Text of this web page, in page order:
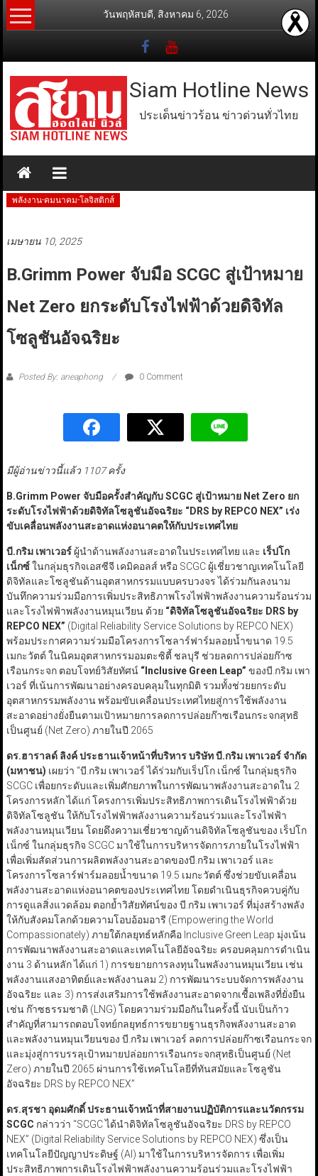
Skip
to
วันพฤหัสบดี, สิงหาคม 6, 2026
Siam Hotline News
ประเด็นข่าวร้อน ข่าวด่วนทั่วไทย
พลังงาน-คมนาคม-โลจิสติกส์
เมษายน 10, 2025
B.Grimm Power จับมือ SCGC สู่เป้าหมาย
Net Zero ยกระดับโรงไฟฟ้าด้วยดิจิทัล
โซลูชันอัจฉริยะ
Posted By: aneaphong 0 Comment
มีผู้อ่านข่าวนี้แล้ว 1107 ครั้ง
B.Grimm Power จับมือครั้งสำคัญกับ SCGC สู่เป้าหมาย Net Zero ยก
ระดับโรงไฟฟ้าด้วยดิจิทัลโซลูชันอัจฉริยะ “DRS by REPCO NEX” เร่ง
ขับเคลื่อนพลังงานสะอาดแห่งอนาคตให้กับประเทศไทย
บี.กริม เพาเวอร์ผู้นำด้านพลังงานสะอาดในประเทศไทย และ เร็ปโก
เน็กซ์ในกลุ่มธุรกิจเอสซีจี เคมิคอลส์ หรือ SCGC ผู้เชี่ยวชาญเทคโนโลยี
ดิจิทัลและโซลูชันด้านอุตสาหกรรมแบบครบวงจร ได้ร่วมกันลงนาม
บันทึกความร่วมมือการเพิ่มประสิทธิภาพโรงไฟฟ้าพลังงานความร้อนร่วม
และโรงไฟฟ้าพลังงานหมุนเวียน ด้วย “ดิจิทัลโซลูชันอัจฉริยะ DRS by
REPCO NEX” (Digital Reliability Service Solutions by REPCO NEX)
พร้อมประกาศความร่วมมือโครงการโซลาร์ฟาร์มลอยน้ำขนาด 19.5
เมกะวัตต์ ในนิคมอุตสาหกรรมอมตะซิตี้ ชลบุรี ช่วยลดการปล่อยก๊าซ
เรือนกระจก ตอบโจทย์วิสัยทัศน์ “Inclusive Green Leap” ของบี.กริม เพา
เวอร์ ที่เน้นการพัฒนาอย่างครอบคลุมในทุกมิติ รวมทั้งช่วยยกระดับ
อุตสาหกรรมพลังงาน พร้อมขับเคลื่อนประเทศไทยสู่การใช้พลังงาน
สะอาดอย่างยั่งยืนตามเป้าหมายการลดการปล่อยก๊าซเรือนกระจกสุทธิ
เป็นศูนย์ (Net Zero) ภายในปี 2065
ดร.ฮาราลด์ ลิงค์ ประธานเจ้าหน้าที่บริหาร บริษัท บี.กริม เพาเวอร์ จำกัด
(มหาชน) เผยว่า “บี.กริม เพาเวอร์ ได้ร่วมกับเร็ปโก เน็กซ์ ในกลุ่มธุรกิจ
SCGC เพื่อยกระดับและเพิ่มศักยภาพในการพัฒนาพลังงานสะอาดใน 2
โครงการหลัก ได้แก่ โครงการเพิ่มประสิทธิภาพการเดินโรงไฟฟ้าด้วย
ดิจิทัลโซลูชัน ให้กับโรงไฟฟ้าพลังงานความร้อนร่วมและโรงไฟฟ้า
พลังงานหมุนเวียน โดยดึงความเชี่ยวชาญด้านดิจิทัลโซลูชันของ เร็ปโก
เน็กซ์ ในกลุ่มธุรกิจ SCGC มาใช้ในการบริหารจัดการภายในโรงไฟฟ้า
เพื่อเพิ่มสัดส่วนการผลิตพลังงานสะอาดของบี.กริม เพาเวอร์ และ
โครงการโซลาร์ฟาร์มลอยน้ำขนาด 19.5 เมกะวัตต์ ซึ่งช่วยขับเคลื่อน
พลังงานสะอาดแห่งอนาคตของประเทศไทย โดยดำเนินธุรกิจควบคู่กับ
การดูแลสิ่งแวดล้อม ตอกย้ำวิสัยทัศน์ของ บี.กริม เพาเวอร์ ที่มุ่งสร้างพลัง
ให้กับสังคมโลกด้วยความโอบอ้อมอารี (Empowering the World
Compassionately) ภายใต้กลยุทธ์หลักคือ Inclusive Green Leap มุ่งเน้น
การพัฒนาพลังงานสะอาดและเทคโนโลยีอัจฉริยะ ครอบคลุมการดำเนิน
งาน 3 ด้านหลัก ได้แก่ 1) การขยายการลงทุนในพลังงานหมุนเวียน เช่น
พลังงานแสงอาทิตย์และพลังงานลม 2) การพัฒนาระบบจัดการพลังงาน
อัจฉริยะ และ 3) การส่งเสริมการใช้พลังงานสะอาดจากเชื้อเพลิงที่ยั่งยืน
เช่น ก๊าซธรรมชาติ (LNG) โดยความร่วมมือกันในครั้งนี้ นับเป็นก้าว
สำคัญที่สามารถตอบโจทย์กลยุทธ์การขยายฐานธุรกิจพลังงานสะอาด
และพลังงานหมุนเวียนของ บี.กริม เพาเวอร์ ลดการปล่อยก๊าซเรือนกระจก
และมุ่งสู่การบรรลุเป้าหมายปล่อยการเรือนกระจกสุทธิเป็นศูนย์ (Net
Zero) ภายในปี 2065 ผ่านการใช้เทคโนโลยีที่ทันสมัยและโซลูชัน
อัจฉริยะ DRS by REPCO NEX”
ดร.สุรชา อุดมศักดิ์ ประธานเจ้าหน้าที่สายงานปฏิบัติการและนวัตกรรม
SCGC กล่าวว่า “SCGC ได้นำดิจิทัลโซลูชันอัจฉริยะ DRS by REPCO
NEX” (Digital Reliability Service Solutions by REPCO NEX) ซึ่งเป็น
เทคโนโลยีปัญญาประดิษฐ์ (AI) มาใช้ในการบริหารจัดการ เพื่อเพิ่ม
ประสิทธิภาพการเดินโรงไฟฟ้าพลังงานความร้อนร่วมและโรงไฟฟ้า